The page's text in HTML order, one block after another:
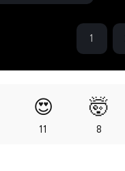
1
😍
11
🤯
8